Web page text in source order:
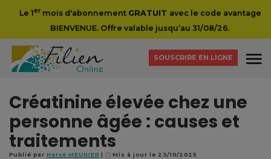
Le 1ermois d'abonnement GRATUIT avec le code avantage
BIENVENUE. Offre valable jusqu’au 31/08/26.
SOUSCRIRE EN LIGNE
Publié par Hervé MEUNIER Mis à jour le 23/10/2025
Créatinine élevée chez une
personne âgée : causes et
traitements